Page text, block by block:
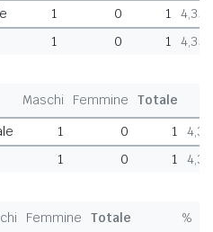
1 0 1
1 0 1
Maschi Femmine Totale
1 0 1
1 0 1
Femmine Totale %